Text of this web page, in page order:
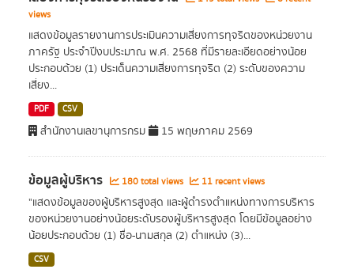
views
แสดงข้อมูลรายงานการประเมินความเสี่ยงการทุจริตของหน่วยงาน
ภาครัฐ ประจำปีงบประมาณ พ.ศ. 2568 ที่มีรายละเอียดอย่างน้อย
ประกอบด้วย (1) ประเด็นความเสี่ยงการทุจริต (2) ระดับของความ
เสี่ยง...
PDF CSV
สำนักงานเลขานุการกรม 15 พฤษภาคม 2569
ข้อมูลผู้บริหาร 180 total views 11 recent views
"แสดงข้อมูลของผู้บริหารสูงสุด และผู้ดำรงตำแหน่งทางการบริหาร
ของหน่วยงานอย่างน้อยระดับรองผู้บริหารสูงสุด โดยมีข้อมูลอย่าง
น้อยประกอบด้วย (1) ชื่อ-นามสกุล (2) ตำแหน่ง (3)...
CSV